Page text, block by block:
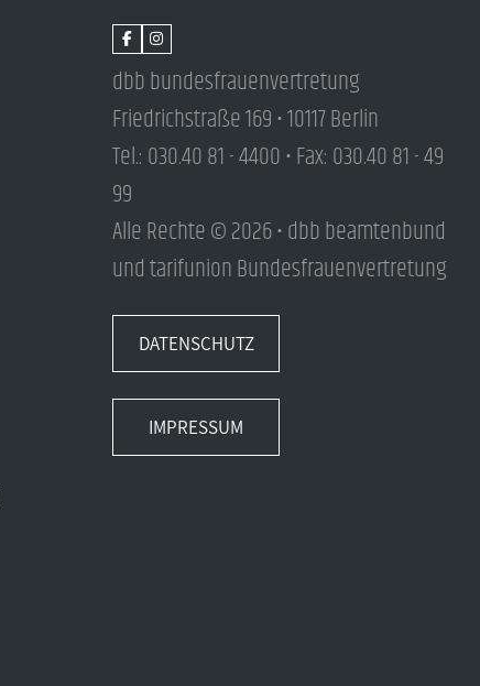
dbb bundesfrauenvertretung
Friedrichstraße 169 • 10117 Berlin
Tel.: 030.40 81 - 4400 • Fax: 030.40 81 - 49
99
Alle Rechte © 2026 • dbb beamtenbund
und tarifunion Bundesfrauenvertretung
DATENSCHUTZ
IMPRESSUM